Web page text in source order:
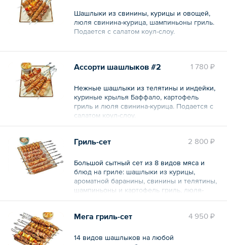
Шашлыки из свинины, курицы и овощей,
люля свинина-курица, шампиньоны гриль.
Подается с салатом коул-слоу.
Общий вес – 655 г
1 780 ₽
Ассорти шашлыков #2
Нежные шашлыки из телятины и индейки,
куриные крылья Баффало, картофель
гриль и люля свинина-курица. Подается с
салатом коул-слоу.
2 800 ₽
Гриль-сет
Большой сытный сет из 8 видов мяса и
блюд на гриле: шашлыки из курицы,
ароматной баранины, свинины и телятины,
шампиньоны и картофель гриль, люля-
кебаб из свинины и курицы, а также из
коул-слоу
Общий вес – 855 г
4 950 ₽
Мега гриль-сет
14 видов шашлыков на любой